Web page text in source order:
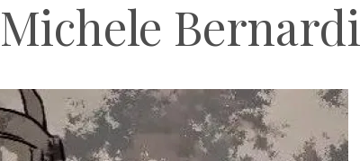
Michele Bernardi